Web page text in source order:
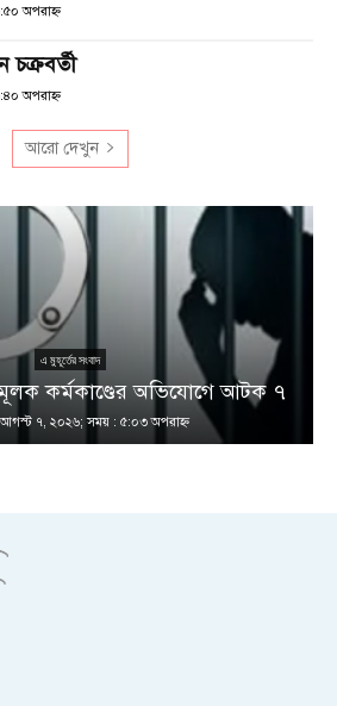
অপরাহ্ণ
চক্রবর্তী
অপরাহ্ণ
আরো দেখুন
এ মুহূর্তের সংবাদ
কর্মকাণ্ডের অভিযোগে আটক ৭
আগস্ট ৭, ২০২৬; সময় : ৫:০৩ অপরাহ্ণ